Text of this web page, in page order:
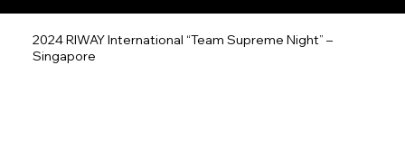
2024 RIWAY International “Team Supreme Night” –
Singapore